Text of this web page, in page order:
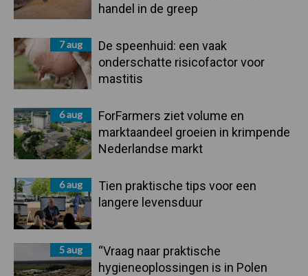
handel in de greep
7 aug
De speenhuid: een vaak
onderschatte risicofactor voor
mastitis
6 aug
ForFarmers ziet volume en
marktaandeel groeien in krimpende
Nederlandse markt
6 aug
Tien praktische tips voor een
langere levensduur
5 aug
“Vraag naar praktische
hygieneoplossingen is in Polen